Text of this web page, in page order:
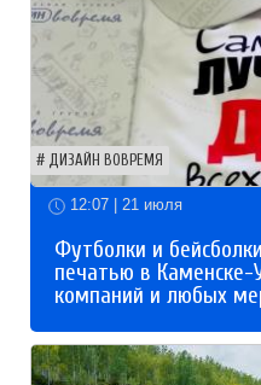
ДИЗАЙН ВОВРЕМЯ
12:07 | 21 июля
Футболки и
печатью в Каменске-
компаний и любых